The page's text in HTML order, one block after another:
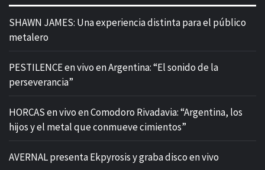
SHAWN JAMES: Una experiencia distinta para el público
metalero
PESTILENCE en vivo en Argentina: “El sonido de la
perseverancia”
HORCAS en vivo en Comodoro Rivadavia: “Argentina, los
hijos y el metal que conmueve cimientos”
AVERNAL presenta Ekpyrosis y graba disco en vivo